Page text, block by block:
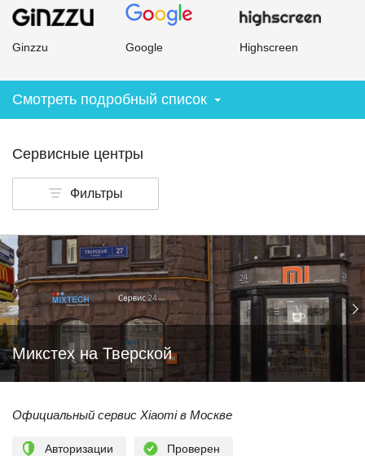
Ginzzu Google Highscreen
Смотреть подробный список
Сервисные центры
Фильтры
Микстех на Тверской
Официальный сервис Xiaomi в Москве
Авторизации Проверен